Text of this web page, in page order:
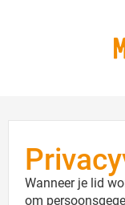
Wanneer je lid
om